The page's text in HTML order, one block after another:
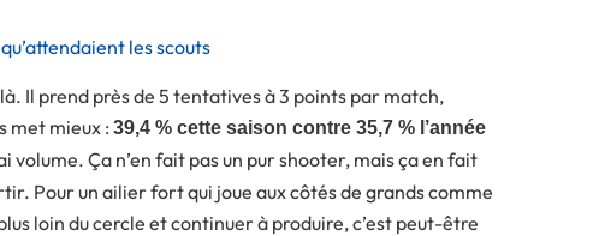
les scouts
Il prend près de 5 tentatives à 3 points par match,
met mieux : 39,4 % cette saison contre 35,7 % l’année
volume. Ça n’en fait pas un pur shooter, mais ça en fait
Pour un ailier fort qui joue aux côtés de grands comme
loin du cercle et continuer à produire, c’est peut-être